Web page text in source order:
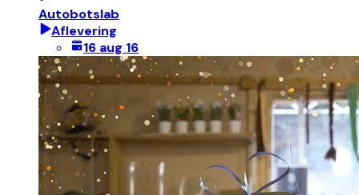
Autobotslab
Aflevering
16 aug 16